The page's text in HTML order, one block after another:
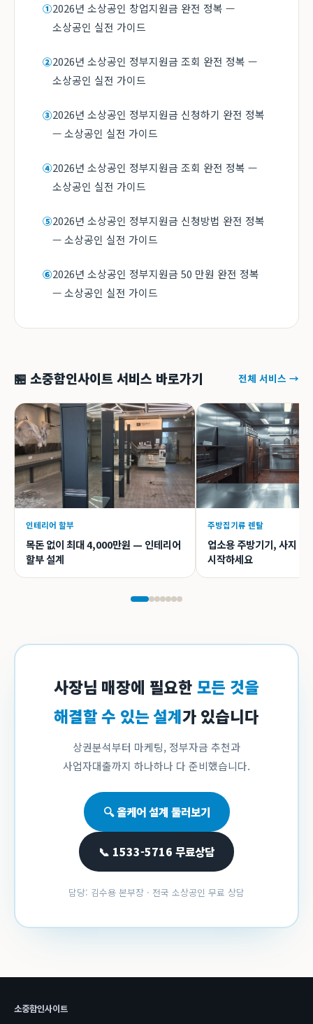
①2026년 소상공인 창업지원금 완전 정복 —
소상공인 실전 가이드
②2026년 소상공인 정부지원금 조회 완전 정복 —
소상공인 실전 가이드
③2026년 소상공인 정부지원금 신청하기 완전 정복
— 소상공인 실전 가이드
④2026년 소상공인 정부지원금 조회 완전 정복 —
소상공인 실전 가이드
⑤2026년 소상공인 정부지원금 신청방법 완전 정복
— 소상공인 실전 가이드
⑥2026년 소상공인 정부지원금 50 만원 완전 정복
— 소상공인 실전 가이드
🏪 소중함인사이트 서비스 바로가기 전체 서비스 →
인테리어 할부
목돈 없이 최대 4,000만원 — 인테리어
할부 설계
주방집기류 렌탈
업소용 주방기기, 사지 말
시작하세요
사장님 매장에 필요한 모든 것을
해결할 수 있는 설계가 있습니다
상권분석부터 마케팅, 정부자금 추천과
사업자대출까지 하나하나 다 준비했습니다.
🔍 올케어 설계 둘러보기
📞 1533-5716 무료상담
담당: 김수용 본부장 · 전국 소상공인 무료 상담
소중함인사이트